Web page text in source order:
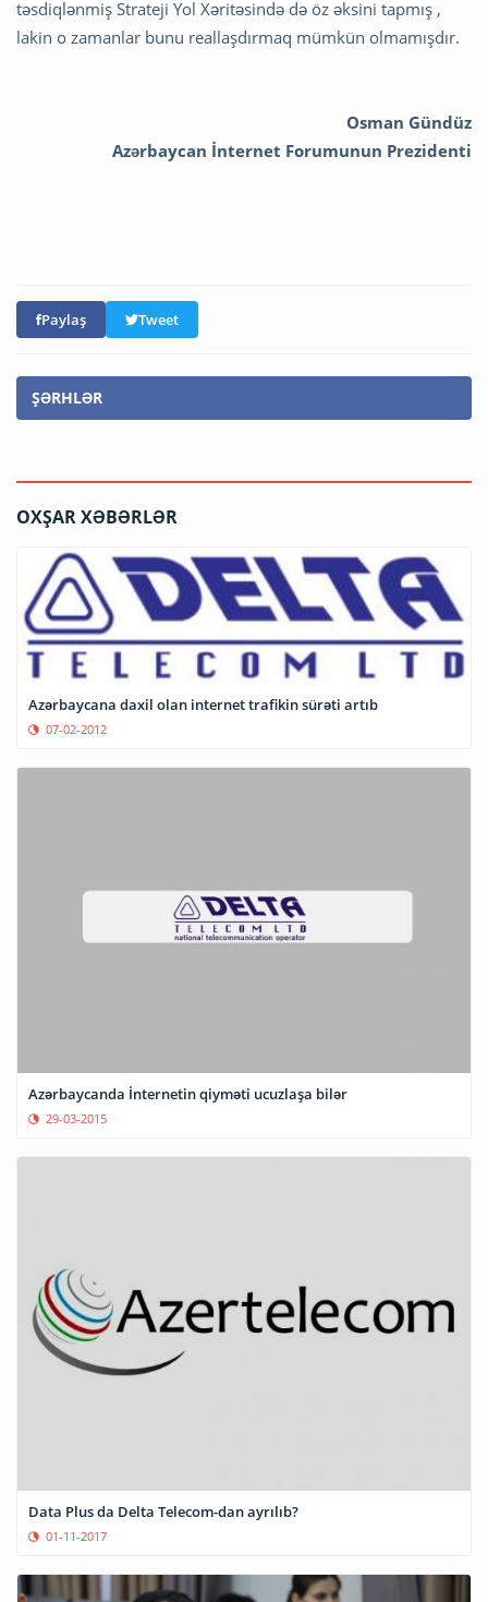
təsdiqlənmiş Strateji Yol Xəritəsində də öz əksini tapmış ,
lakin o zamanlar bunu reallaşdırmaq mümkün olmamışdır.
Osman Gündüz
Azərbaycan İnternet Forumunun Prezidenti
Paylaş Tweet
ŞƏRHLƏR
OXŞAR XƏBƏRLƏR
Azərbaycana daxil olan internet trafikin sürəti artıb
07-02-2012
Azərbaycanda İnternetin qiyməti ucuzlaşa bilər
29-03-2015
Data Plus da Delta Telecom-dan ayrılıb?
01-11-2017